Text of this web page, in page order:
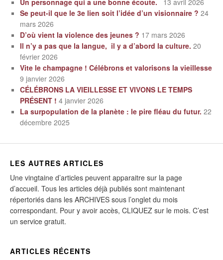
Un personnage qui a une bonne écoute.
13 avril 2026
Se peut-il que le 3e lien soit l’idée d’un visionnaire ? 24
mars 2026
D’où vient la violence des jeunes ? 17 mars 2026
Il n’y a pas que la langue, il y a d’abord la culture. 20
février 2026
Vite le champagne ! Célébrons et valorisons la vieillesse
9 janvier 2026
CÉLÉBRONS LA VIEILLESSE ET VIVONS LE TEMPS
PRÉSENT ! 4 janvier 2026
La surpopulation de la planète : le pire fléau du futur. 22
décembre 2025
LES AUTRES ARTICLES
Une vingtaine d’articles peuvent apparaitre sur la page
d’accueil. Tous les articles déjà publiés sont maintenant
répertoriés dans les ARCHIVES sous l’onglet du mois
correspondant. Pour y avoir accès, CLIQUEZ sur le mois. C’est
un service gratuit.
ARTICLES RÉCENTS